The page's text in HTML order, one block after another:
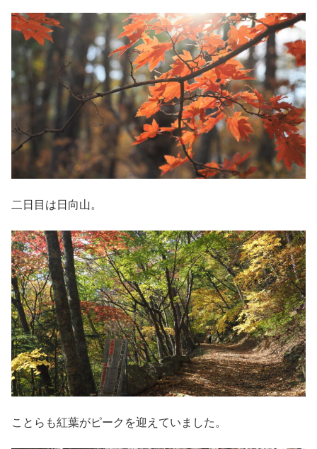
二日目は日向山。
ことらも紅葉がピークを迎えていました。